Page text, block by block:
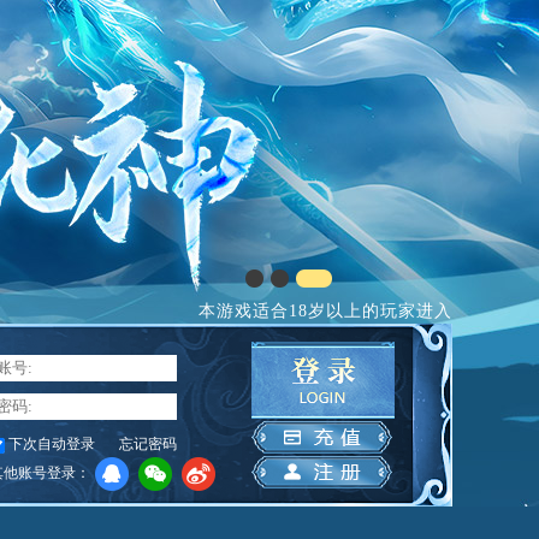
本游戏适合18岁以上的玩家进入
下次自动登录
忘记密码
他账号登录：